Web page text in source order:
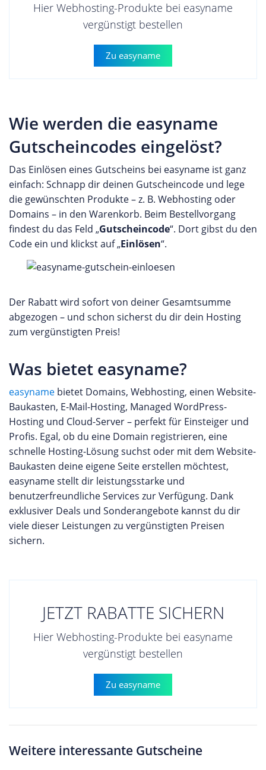
Hier Webhosting-Produkte bei easyname
vergünstigt bestellen
Zu easyname
Wie werden die easyname
Gutscheincodes eingelöst?
Das Einlösen eines Gutscheins bei easyname ist ganz
einfach: Schnapp dir deinen Gutscheincode und lege
die gewünschten Produkte – z. B. Webhosting oder
Domains – in den Warenkorb. Beim Bestellvorgang
findest du das Feld „Gutscheincode“. Dort gibst du den
Code ein und klickst auf „Einlösen“.
Der Rabatt wird sofort von deiner Gesamtsumme
abgezogen – und schon sicherst du dir dein Hosting
zum vergünstigten Preis!
Was bietet easyname?
easyname bietet Domains, Webhosting, einen Website-
Baukasten, E-Mail-Hosting, Managed WordPress-
Hosting und Cloud-Server – perfekt für Einsteiger und
Profis. Egal, ob du eine Domain registrieren, eine
schnelle Hosting-Lösung suchst oder mit dem Website-
Baukasten deine eigene Seite erstellen möchtest,
easyname stellt dir leistungsstarke und
benutzerfreundliche Services zur Verfügung. Dank
exklusiver Deals und Sonderangebote kannst du dir
viele dieser Leistungen zu vergünstigten Preisen
sichern.
JETZT RABATTE SICHERN
Hier Webhosting-Produkte bei easyname
vergünstigt bestellen
Zu easyname
Weitere interessante Gutscheine